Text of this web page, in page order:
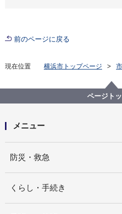
前のページに戻る
現在位置 横浜市トップページ
人
町丁別の人口（住民基本
ページト
メニュー
防災・救急
くらし・手続き